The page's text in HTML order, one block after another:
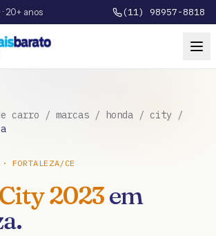
20+ anos (11) 98957-8818
carro / marcas / honda / city /
· FORTALEZA/ CE
City2023em
.